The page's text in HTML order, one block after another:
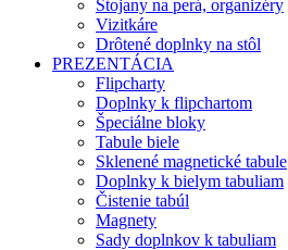
Stojany na perá, organizéry
Vizitkáre
Drôtené doplnky na stôl
PREZENTÁCIA
Flipcharty
Doplnky k flipchartom
Špeciálne bloky
Tabule biele
Sklenené magnetické tabule
Doplnky k bielym tabuliam
Čistenie tabúl
Magnety
Sady doplnkov k tabuliam